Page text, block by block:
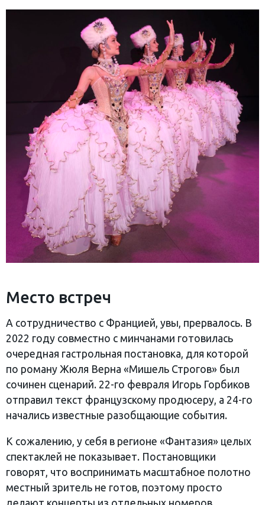
Место встреч
А сотрудничество с Францией, увы, прервалось. В
2022 году совместно с минчанами готовилась
очередная гастрольная постановка, для которой
по роману Жюля Верна «Мишель Строгов» был
сочинен сценарий. 22-го февраля Игорь Горбиков
отправил текст французскому продюсеру, а 24-го
начались известные разобщающие события.
К сожалению, у себя в регионе «Фантазия» целых
спектаклей не показывает. Постановщики
говорят, что воспринимать масштабное полотно
местный зритель не готов, поэтому просто